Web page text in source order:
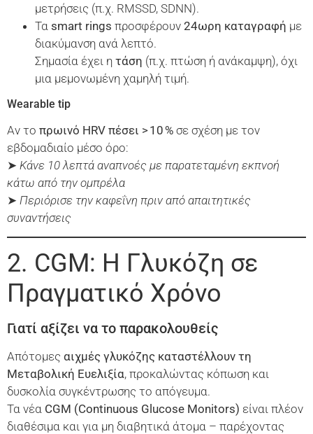
μετρήσεις (π.χ. RMSSD, SDNN).
Τα smart rings προσφέρουν 24ωρη καταγραφή με
διακύμανση ανά λεπτό.
Σημασία έχει η τάση (π.χ. πτώση ή ανάκαμψη), όχι
μια μεμονωμένη χαμηλή τιμή.
Wearable tip
Αν το πρωινό HRV πέσει > 10 % σε σχέση με τον
εβδομαδιαίο μέσο όρο:
➤ Κάνε 10 λεπτά αναπνοές με παρατεταμένη εκπνοή
κάτω από την ομπρέλα
➤ Περιόρισε την καφεΐνη πριν από απαιτητικές
συναντήσεις
2. CGM: Η Γλυκόζη σε
Πραγματικό Χρόνο
Γιατί αξίζει να το παρακολουθείς
Απότομες αιχμές γλυκόζης καταστέλλουν τη
Μεταβολική Ευελιξία, προκαλώντας κόπωση και
δυσκολία συγκέντρωσης το απόγευμα.
Τα νέα CGM (Continuous Glucose Monitors) είναι πλέον
διαθέσιμα και για μη διαβητικά άτομα – παρέχοντας